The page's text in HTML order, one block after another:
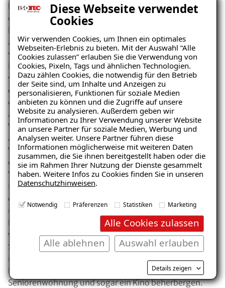
Diese Webseite verwendet
Cookies
Wir verwenden Cookies, um Ihnen ein optimales
Webseiten-Erlebnis zu bieten. Mit der Auswahl “Alle
Cookies zulassen” erlauben Sie die Verwendung von
Cookies, Pixeln, Tags und ähnlichen Technologien.
Dazu zählen Cookies, die notwendig für den Betrieb
der Seite sind, um Inhalte und Anzeigen zu
personalisieren, Funktionen für soziale Medien
anbieten zu können und die Zugriffe auf unsere
Website zu analysieren. Außerdem geben wir
Informationen zu Ihrer Verwendung unserer Website
an unsere Partner für soziale Medien, Werbung und
Analysen weiter. Unsere Partner führen diese
Informationen möglicherweise mit weiteren Daten
zusammen, die Sie ihnen bereitgestellt haben oder die
sie im Rahmen Ihrer Nutzung der Dienste gesammelt
haben. Weitere Infos zu Cookies finden Sie in unseren
Datenschutzhinweisen.
Notwendig Präferenzen Statistiken Marketing
Alle Cookies zulassen
Auswahl erlauben
Alle ablehnen
Details zeigen
Die Sanierung der Obermarktpassagen in Minden war
erfolgreich. Die Kombination von Rissinjektion und
Flexband-Technologie sorgte dafür, dass sowohl kleine
als auch große Risse im Beton abgedichtet und
versiegelt werden konnten. Auch die Fugen der
Bauteile wurden entsprechend präpariert und
wasserdicht gemacht. Der Wand-Sohlen-Anschluss,
durch den besonders viel Feuchtigkeit in die Tiefgarage
eingedrungen war, wurde mithilfe der Risssanierung
abgedichtet und vor weiteren Schäden geschützt.
Wände und Sohlen in der Tiefgarage wurden effektiv
abgedichtet, so dass in den nächsten Jahrzehnten kein
Wasser mehr durch die Risse und Fugen im Beton
eindringen konnte. Selbst bei einer nachträglichen
Verbreiterung der Risse konnte dank der speziellen
ISOTEC-Flexbandtechnologie keine Feuchte mehr
durch die Ritzen dringen. Auf diese Weise konnte der
neue Besitzer des Gebäudes in Minden seine Pläne, die
Passagen wieder bewohnbar und nutzbar zu machen,
weiter verfolgen. Nach Abschluss aller notwendigen
Sanierungsarbeiten sollen die Obermarktpassagen
neben 500 Tiefgaragenplätzen auch diverse
Einzelhandelsgeschäfte sowie Studenten- und
Seniorenwohnung und sogar ein Kino beherbergen.
Ratgeber „Sofort-Tipps gegen
Feuchtigkeit“
– jetzt kostenlos
herunterladen!
E-Mail eingeben
Kostenlosen Ratgeber anfordern